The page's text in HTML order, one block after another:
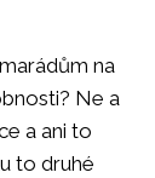
na
Ne a
a ani to
to druhé